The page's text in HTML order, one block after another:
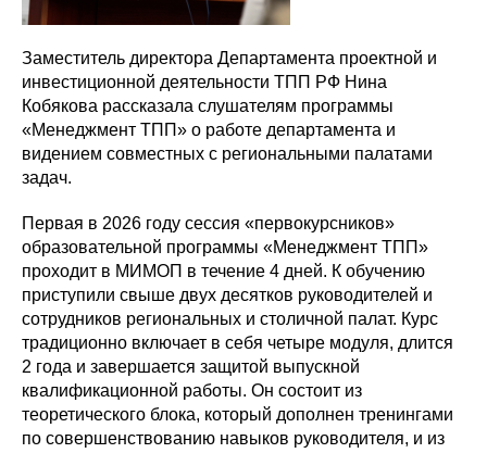
Заместитель директора Департамента проектной и
инвестиционной деятельности ТПП РФ Нина
Кобякова рассказала слушателям программы
«Менеджмент ТПП» о работе департамента и
видением совместных с региональными палатами
задач.
Первая в 2026 году сессия «первокурсников»
образовательной программы «Менеджмент ТПП»
проходит в МИМОП в течение 4 дней. К обучению
приступили свыше двух десятков руководителей и
сотрудников региональных и столичной палат. Курс
традиционно включает в себя четыре модуля, длится
2 года и завершается защитой выпускной
квалификационной работы. Он состоит из
теоретического блока, который дополнен тренингами
по совершенствованию навыков руководителя, и из